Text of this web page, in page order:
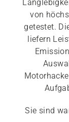
von
getestet.
liefern
Sie sind